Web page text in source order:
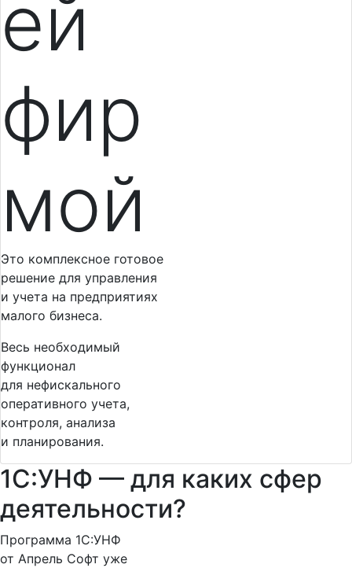
ей
фир
мой
Это комплексное готовое
решение для управления
и учета на предприятиях
малого бизнеса.
Весь необходимый
функционал
для нефискального
оперативного учета,
контроля, анализа
и планирования.
1С:УНФ — для каких сфер
деятельности?
Программа 1С:УНФ
от Апрель Софт уже